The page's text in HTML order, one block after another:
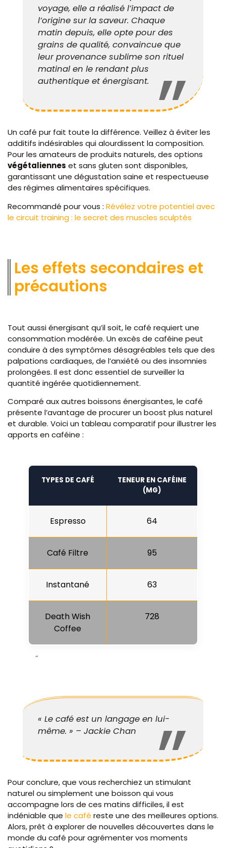
voyage, elle a réalisé l’impact de
l’origine sur la saveur. Chaque
matin depuis, elle opte pour des
grains de qualité, convaincue que
leur provenance sublime son rituel
matinal en le rendant plus
authentique et énergisant.
Un café pur fait toute la différence. Veillez à éviter les
additifs indésirables qui alourdissent la composition.
Pour les amateurs de produits naturels, des options
végétaliennes et sans gluten sont disponibles,
garantissant une dégustation saine et respectueuse
des régimes alimentaires spécifiques.
Recommandé pour vous : Révélez votre potentiel avec
le circuit training : le secret des muscles sculptés
Les effets secondaires et
précautions
Tout aussi énergisant qu’il soit, le café requiert une
consommation modérée. Un excès de caféine peut
conduire à des symptômes désagréables tels que des
palpations cardiaques, de l’anxiété ou des insomnies
prolongées. Il est donc essentiel de surveiller la
quantité ingérée quotidiennement.
Comparé aux autres boissons énergisantes, le café
présente l’avantage de procurer un boost plus naturel
et durable. Voici un tableau comparatif pour illustrer les
apports en caféine :
TYPES DE CAFÉ
TENEUR EN CAFÉINE
(MG)
Espresso 64
Café Filtre 95
Instantané 63
Death Wish
Coffee
728
« Le café est un langage en lui-
même. » – Jackie Chan
Pour conclure, que vous recherchiez un stimulant
naturel ou simplement une boisson qui vous
accompagne lors de ces matins difficiles, il est
indéniable que le café reste une des meilleures options.
Alors, prêt à explorer de nouvelles découvertes dans le
monde du café pour agrémenter vos moments